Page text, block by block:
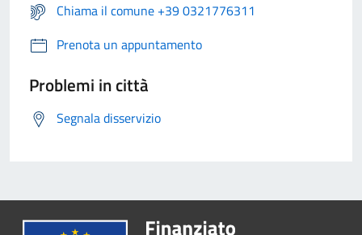
Chiama il comune +39 0321776311
Prenota un appuntamento
Problemi in città
Segnala disservizio